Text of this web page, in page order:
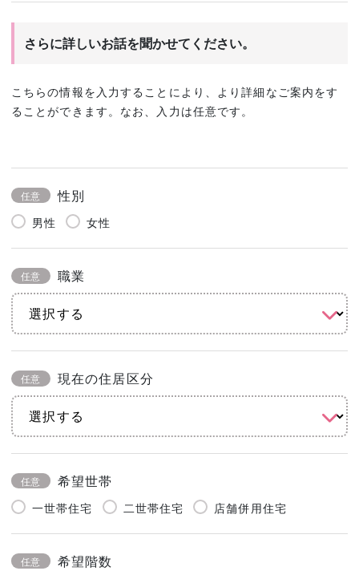
さらに詳しいお話を聞かせてください。
こちらの情報を入力することにより、より詳細なご案内をす
ることができます。なお、入力は任意です。
任意 性別
男性 女性
任意 職業
任意 現在の住居区分
任意 希望世帯
一世帯住宅 二世帯住宅 店舗併用住宅
任意 希望階数